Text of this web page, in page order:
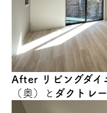
After リビングダイ
（奥）と ダクトレ